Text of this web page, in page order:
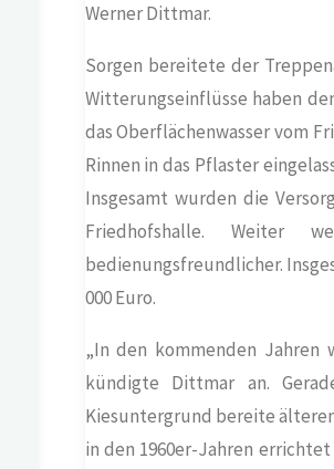
Werner Dittmar.
Sorgen bereitete der
Witterungseinflüsse haben
das Oberflächenwasser vom
Rinnen in das Pflaster
Insgesamt wurden die
Friedhofshalle. Weiter
bedienungsfreundlicher.
000 Euro.
„In den kommenden Jahren
kündigte Dittmar an.
Kiesuntergrund bereite
in den 1960er-Jahren